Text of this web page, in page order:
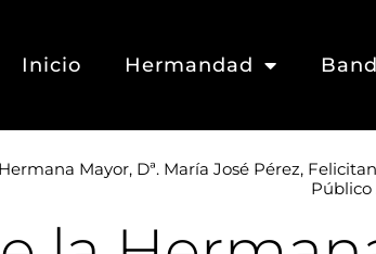
Inicio Hermandad
Mayor, Dª. María José Pérez,
Público